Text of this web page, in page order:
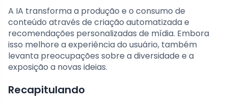
A IA transforma a produção e o consumo de
conteúdo através de criação automatizada e
recomendações personalizadas de mídia. Embora
isso melhore a experiência do usuário, também
levanta preocupações sobre a diversidade e a
exposição a novas ideias.
Recapitulando